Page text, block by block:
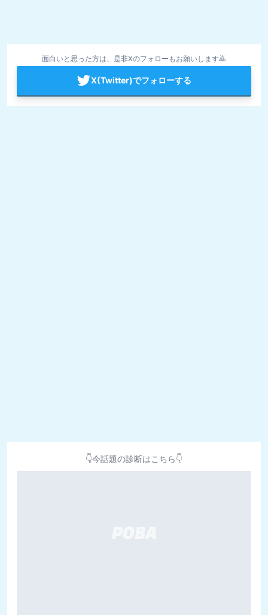
面白いと思った方は、是非Xのフォローもお願いします🙇
X(Twitter)でフォローする
👇今話題の診断はこちら👇